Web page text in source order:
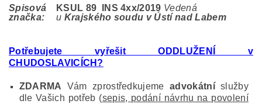
Spisová
značka:
KSUL 89 INS 4xx/2019 Vedená
u Krajského soudu v Ústí nad Labem
Potřebujete vyřešit ODDLUŽENÍ v
CHUDOSLAVICÍCH?
ZDARMA Vám zprostředkujeme advokátníslužby
dle Vašich potřeb (sepis, podání návrhu na povolení